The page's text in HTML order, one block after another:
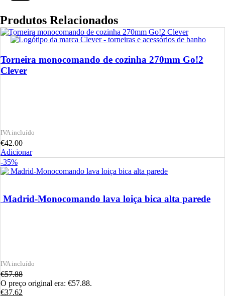
Produtos Relacionados
Torneira monocomando de cozinha 270mm Go!2
Clever
€42.00
Adicionar
-35%
Madrid-Monocomando lava loiça bica alta parede
€57.88
O preço original era: €57.88.
€37.62